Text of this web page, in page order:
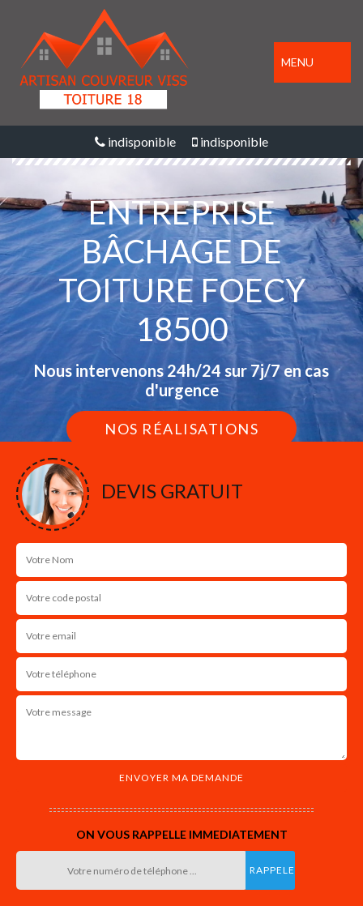
MENU
indisponible indisponible
ENTREPRISE
BÂCHAGE DE
TOITURE FOECY
18500
Nous intervenons 24h/24 sur 7j/7 en cas
d'urgence
NOS RÉALISATIONS
DEVIS GRATUIT
ON VOUS RAPPELLE IMMEDIATEMENT